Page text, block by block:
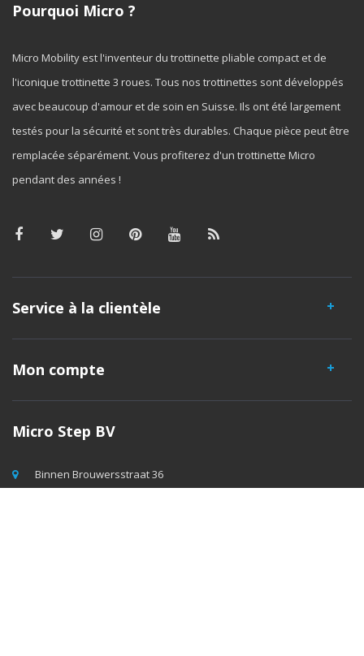
Pourquoi Micro ?
Micro Mobility est l'inventeur du trottinette pliable compact et de
l'iconique trottinette 3 roues. Tous nos trottinettes sont développés
avec beaucoup d'amour et de soin en Suisse. Ils ont été largement
testés pour la sécurité et sont très durables. Chaque pièce peut être
remplacée séparément. Vous profiterez d'un trottinette Micro
pendant des années !
Service à la clientèle
Mon compte
Micro Step BV
Binnen Brouwersstraat 36